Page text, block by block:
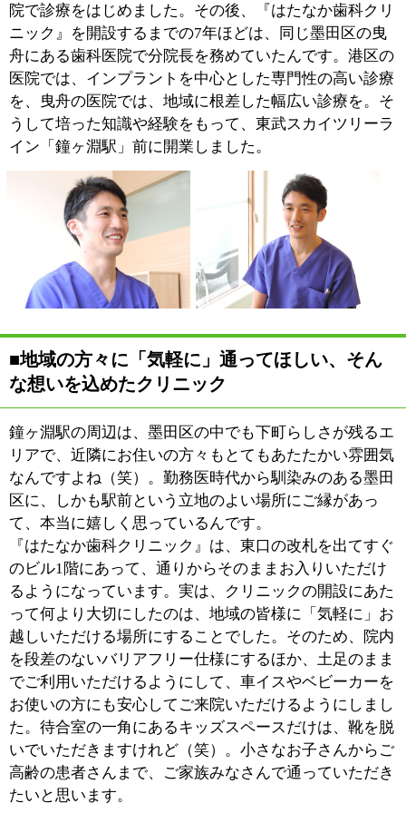
区に、しかも駅前という立地のよい場所にご縁があっ
て、本当に嬉しく思っているんです。
『はたなか歯科クリニック』は、東口の改札を出てすぐ
のビル1階にあって、通りからそのままお入りいただけ
るようになっています。実は、クリニックの開設にあた
って何より大切にしたのは、地域の皆様に「気軽に」お
越しいただける場所にすることでした。そのため、院内
を段差のないバリアフリー仕様にするほか、土足のまま
でご利用いただけるようにして、車イスやベビーカーを
お使いの方にも安心してご来院いただけるようにしまし
た。待合室の一角にあるキッズスペースだけは、靴を脱
いでいただきますけれど（笑）。小さなお子さんからご
高齢の患者さんまで、ご家族みなさんで通っていただき
たいと思います。
■ご自分のお口の中のことを知る、それが治療
の第一歩
削られた」「抜かれた」経験
がある、という方はたくさん
いらっしゃるはず。では、な
ぜ「歯を削られた」のか、そ
の理由をご存知の方は、どれ
ほどいらっしゃるでしょう
か？ ご自分のお口の中のことを十分理解しないままで
治療を続けても、お口の良い状態を長もちさせることは
できません。なぜ治療が必要なのか、なぜメインテナン
スが必要なのか、その理由を知っていただくことが、治
療の第一歩なのだと思います。
当院では、正確な診査・診断のもと、それぞれの患者さ
んにあわせた治療プランをご提案していますが、そのた
めに欠かせないのが歯科用CTやマイクロスコープとい
った医療機器です。これまで2次元だったレントゲン画
像を立体的な3D画像で確認できる歯科用CT、患部を20
倍程度に拡大できるマイクロスコープ、口腔内カメラな
ど。治療をスタートする前はこうした機器を駆使して、
患者さんのお口の中をあらゆる角度から検証し、目で見
える形でわかりやすくご説明します。院内に3台ある診
療ユニットは、それぞれがプライバシーに配慮した個室
スタイルになっていますので、治療に関する疑問や不安
なことがありましたら、遠慮なくご質問いただきたいと
思います。
■患者さんの将来を見据えて、責任ある治療を
おこなう